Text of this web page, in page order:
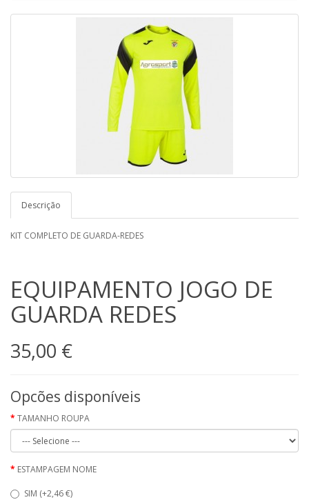
Descrição
KIT COMPLETO DE GUARDA-REDES
EQUIPAMENTO JOGO DE
GUARDA REDES
35,00 €
Opcões disponíveis
TAMANHO ROUPA
ESTAMPAGEM NOME
SIM (+2,46 €)